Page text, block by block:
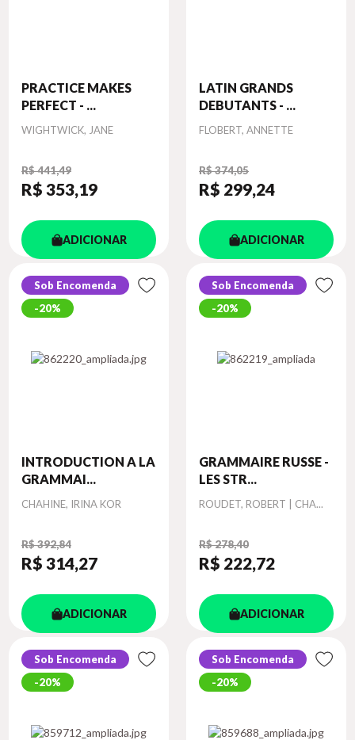
PRACTICE MAKES
PERFECT - ...
Autor
WIGHTWICK, JANE
R$ 441,49
R$ 353,19
ADICIONAR
LATIN GRANDS
DEBUTANTS - ...
Autor
FLOBERT, ANNETTE
R$ 374,05
R$ 299,24
ADICIONAR
Sob Encomenda
20%
INTRODUCTION A LA
GRAMMAI...
Autor
CHAHINE, IRINA KOR
R$ 392,84
R$ 314,27
ADICIONAR
Sob Encomenda
20%
GRAMMAIRE RUSSE -
LES STR...
Autor
ROUDET, ROBERT | CHA...
R$ 278,40
R$ 222,72
ADICIONAR
Sob Encomenda
20%
Sob Encomenda
20%